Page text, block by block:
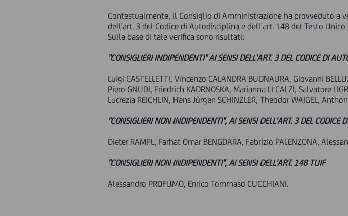
Contestualmente, il Consiglio di Amministrazione ha provveduto a
dell'art. 3 del Codice di Autodisciplina e dell'art. 148 del Testo Unico
Sulla base di tale verifica sono risultati:
"CONSIGLIERI INDIPENDENTI" AI SENSI DELL'ART. 3 DEL CODICE DI
Luigi CASTELLETTI, Vincenzo CALANDRA BUONAURA, Giovanni
Piero GNUDI, Friedrich KADRNOSKA, Marianna LI CALZI, Salvatore
Lucrezia REICHLIN, Hans Jürgen SCHINZLER, Theodor WAIGEL,
"CONSIGLIERI NON INDIPENDENTI", AI SENSI DELL'ART. 3 DEL CODICE
Dieter RAMPL, Farhat Omar BENGDARA, Fabrizio PALENZONA,
"CONSIGLIERI NON INDIPENDENTI", AI SENSI DELL'ART. 148 TUIF
Alessandro PROFUMO, Enrico Tommaso CUCCHIANI.